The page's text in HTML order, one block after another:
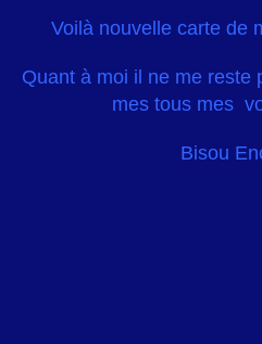
Voilà nouvelle carte de
Quant à moi il ne me reste
mes tous mes
Bisou